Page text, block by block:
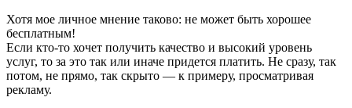
Хотя мое личное мнение таково: не может быть хорошее
бесплатным!
Если кто-то хочет получить качество и высокий уровень
услуг, то за это так или иначе придется платить. Не сразу, так
потом, не прямо, так скрыто — к примеру, просматривая
рекламу.